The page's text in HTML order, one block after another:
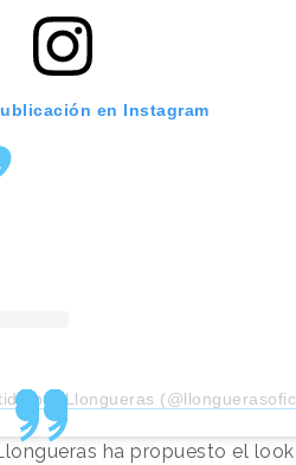
en Instagram
por Llongueras
ha propuesto el look